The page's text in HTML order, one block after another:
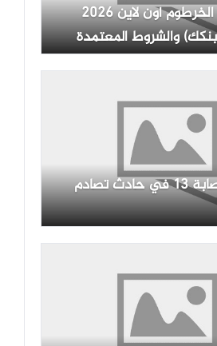
فتح حساب بنك الخرطوم أون لاين 2026
والشروط المعتمدة
مصرع شخص وإصابة 13 في حادث تصادم